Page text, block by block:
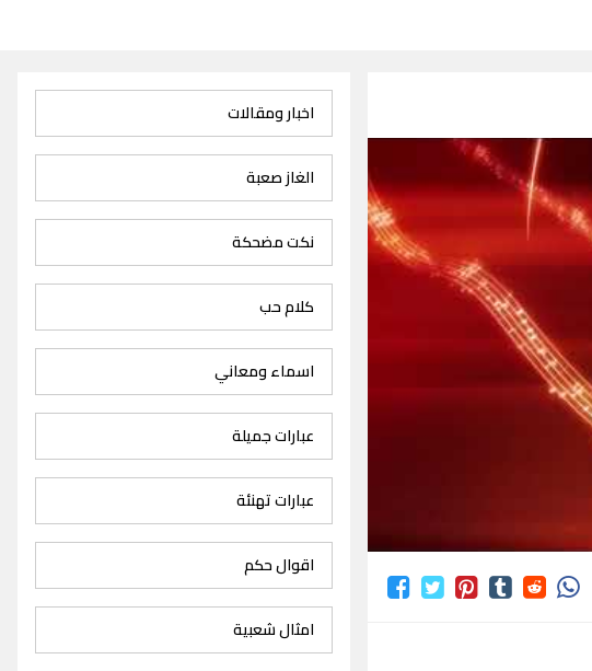
اخبار ومقالات
الغاز صعبة
نكت مضحكة
كلام حب
اسماء ومعاني
عبارات جميلة
عبارات تهنئة
اقوال حكم
امثال شعبية